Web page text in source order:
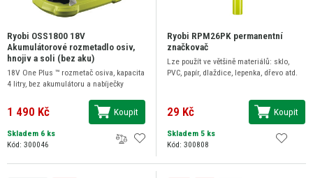
Ryobi OSS1800 18V
Akumulátorové rozmetadlo osiv,
hnojiv a soli (bez aku)
18V One Plus ™ rozmetač osiva, kapacita
4 litry, bez akumulátoru a nabíječky
1 490 Kč Koupit
Skladem 6 ks
Kód: 300046
Ryobi RPM26PK permanentní
značkovač
Lze použít ve většině materiálů: sklo,
PVC, papír, dlaždice, lepenka, dřevo atd.
29 Kč Koupit
Skladem 5 ks
Kód: 300808